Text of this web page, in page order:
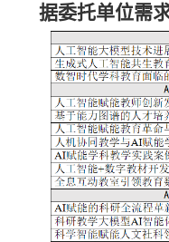
据委托单位需